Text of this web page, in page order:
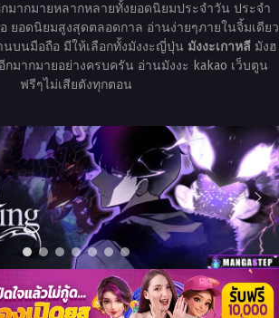
กมากมายหลากหลายทั้งยอดนิยมประจำวัน ประจำ
ยอดนิยมสูงสุดตลอดกาล อ่านง่ายๆภายในจิ้มเดียว
บนมือถือ มีให้เลือกทั้งมังงะญี่ปุ่น มังงะเกาหลีมังฮ
มากมายอย่างครบครัน อ่านมังงะ kakao เว็บตูน
ฟรีๆไม่เสียตังทุกตอน